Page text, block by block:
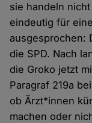
sie handeln
eindeutig für
ausgesprochen:
die SPD. Nach
die Groko jetzt
Paragraf 219a
ob Ärzt*innen
machen oder